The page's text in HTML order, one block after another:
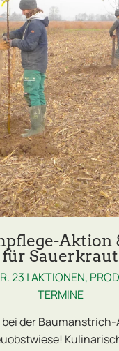
Aktion
für Sauerkraut
23 |AKTIONEN,
TERMINE
der